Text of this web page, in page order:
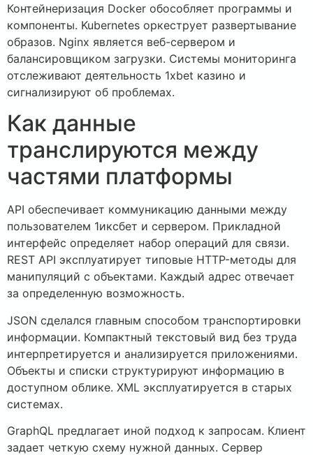
Контейнеризация Docker обособляет программы и
компоненты. Kubernetes оркеструет развертывание
образов. Nginx является веб-сервером и
балансировщиком загрузки. Системы мониторинга
отслеживают деятельность 1xbet казино и
сигнализируют об проблемах.
Как данные
транслируются между
частями платформы
API обеспечивает коммуникацию данными между
пользователем 1иксбет и сервером. Прикладной
интерфейс определяет набор операций для связи.
REST API эксплуатирует типовые HTTP-методы для
манипуляций с объектами. Каждый адрес отвечает
за определенную возможность.
JSON сделался главным способом транспортировки
информации. Компактный текстовый вид без труда
интерпретируется и анализируется приложениями.
Объекты и списки структурируют информацию в
доступном облике. XML эксплуатируется в старых
системах.
GraphQL предлагает иной подход к запросам. Клиент
задает четкую схему нужной данных. Сервер